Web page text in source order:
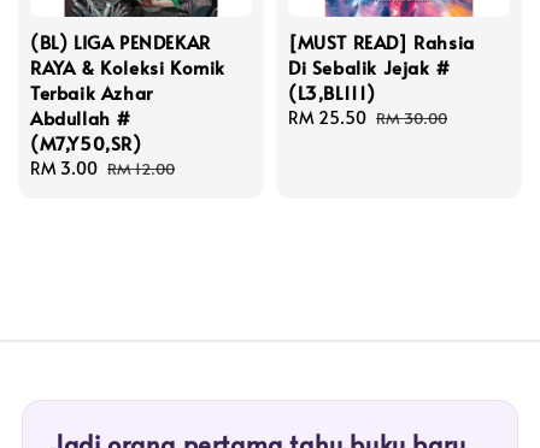
(BL) LIGA PENDEKAR
RAYA & Koleksi Komik
Terbaik Azhar
Abdullah #
(M7,Y50,SR)
Sale
RM 3.00 Regular
RM 12.00
[MUST READ] Rahsia
Di Sebalik Jejak #
(L3,BL111)
Sale
RM 25.50 Regular
RM 30.00